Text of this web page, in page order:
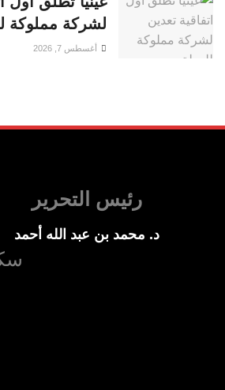
لشركة مملوكة
أغسطس 7, 2026
رئيس التحرير
د. محمد بن عبد الله أحمد